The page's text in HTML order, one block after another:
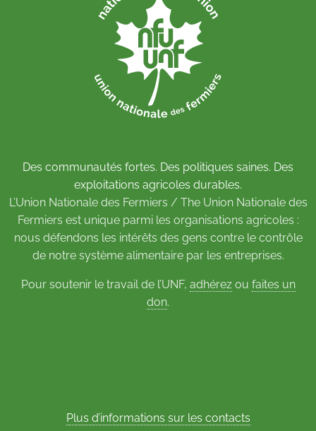
Des communautés fortes. Des politiques saines. Des
exploitations agricoles durables.
L’Union Nationale des Fermiers / The Union Nationale des
Fermiers est unique parmi les organisations agricoles :
nous défendons les intérêts des gens contre le contrôle
de notre système alimentaire par les entreprises.
Pour soutenir le travail de l’UNF, adhérezou faites un
don.
Plus d’informations sur les contacts